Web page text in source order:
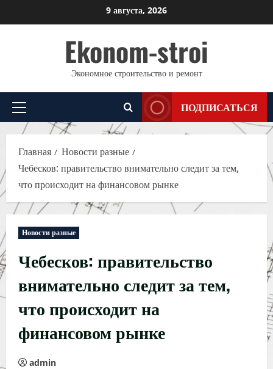
к
9 августа, 2026
Ekonom-stroi
Экономное строительство и ремонт
Основное
меню
ПОДПИСАТЬСЯ
Главная
Новости разные
Чебесков: правительство внимательно следит за тем,
что происходит на финансовом рынке
Новости разные
Чебесков: правительство
внимательно следит за тем,
что происходит на
финансовом рынке
admin